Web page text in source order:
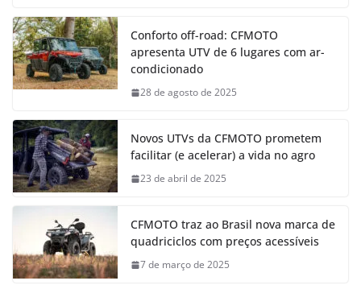
Conforto off-road: CFMOTO
apresenta UTV de 6 lugares com ar-
condicionado
28 de agosto de 2025
Novos UTVs da CFMOTO prometem
facilitar (e acelerar) a vida no agro
23 de abril de 2025
CFMOTO traz ao Brasil nova marca de
quadriciclos com preços acessíveis
7 de março de 2025